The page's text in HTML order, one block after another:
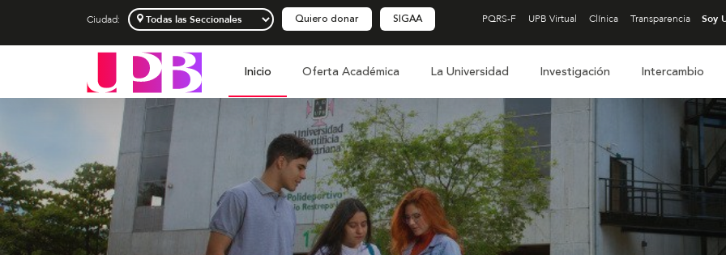
Ciudad: Quiero donar SIGAA PQRS-F UPB Virtual Clínica Transparencia
Inicio Oferta Académica La Universidad Investigación Intercambio